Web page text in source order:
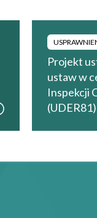
Projekt
ustaw w
Inspekcji
(UDER81)